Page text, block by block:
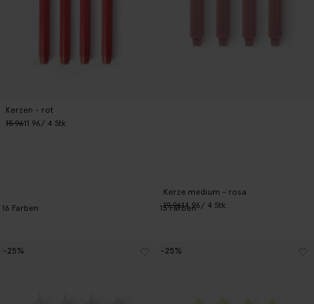
Kerzen - rot
15.9611.96/ 4 Stk.
16 Farben
Kerze medium - rosa
19.9614.96/ 4 Stk.
15Farben
-25% -25%